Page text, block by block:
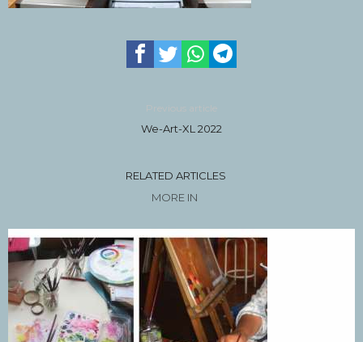
Previous article
We-Art-XL 2022
RELATED ARTICLES
MORE IN